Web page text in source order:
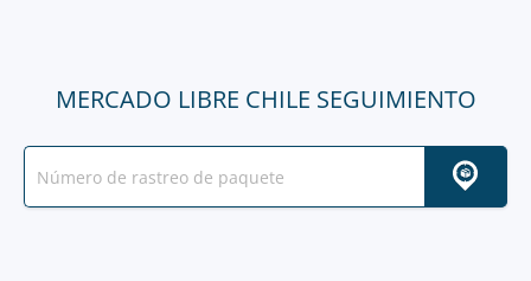
MERCADO LIBRE CHILE SEGUIMIENTO